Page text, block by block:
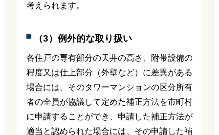
考えられます。
（3）例外的な取り扱い
各住戸の専有部分の天井の高さ、附帯設備の
程度又は仕上部分（外壁など）に差異がある
場合には、そのタワーマンションの区分所有
者の全員が協議して定めた補正方法を市町村
に申請することができ、申請した補正方法が
適当と認められた場合には、その申請した補